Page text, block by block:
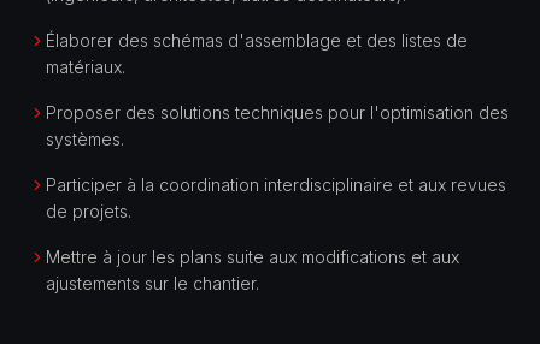
Élaborer des schémas d'assemblage et des listes de
matériaux.
Proposer des solutions techniques pour l'optimisation des
systèmes.
Participer à la coordination interdisciplinaire et aux revues
de projets.
Mettre à jour les plans suite aux modifications et aux
ajustements sur le chantier.